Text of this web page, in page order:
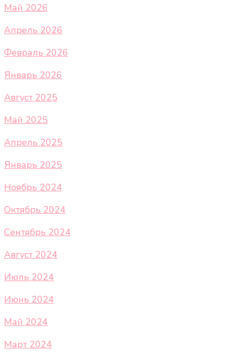
Май 2026
Апрель 2026
Февраль 2026
Январь 2026
Август 2025
Май 2025
Апрель 2025
Январь 2025
Ноябрь 2024
Октябрь 2024
Сентябрь 2024
Август 2024
Июль 2024
Июнь 2024
Май 2024
Март 2024